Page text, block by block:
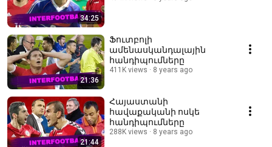
34:25
21:36
Ֆուտբոլի
ամենասկանդալային
հանդիպումները
411K views 8 years ago
21:44
Հայաստանի
հավաքականի ոսկե
հանդիպումները
288K views 8 years ago